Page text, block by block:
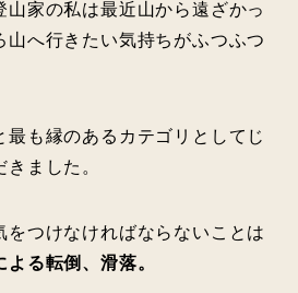
山家の私は最近山から遠ざかっ
山へ行きたい気持ちがふつふつ
最も縁のあるカテゴリとしてじ
ました。
をつけなければならないことは
る転倒、滑落。